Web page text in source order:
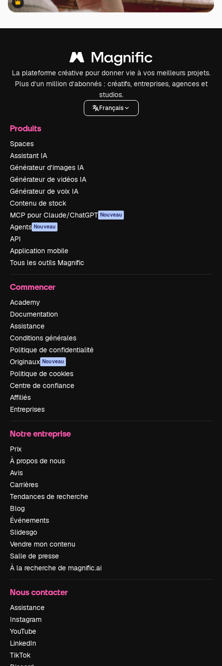
Premium
Premium
La plateforme créative pour donner vie à vos meilleurs projets.
Plus d’un million d’abonnés : créatifs, entreprises, agences et
studios.
Français
Produits
Spaces
Assistant IA
Générateur d’images IA
Générateur de vidéos IA
Générateur de voix IA
Contenu de stock
MCP pour Claude/ChatGPT Nouveau
Agents Nouveau
API
Application mobile
Tous les outils Magnific
Commencer
Academy
Documentation
Assistance
Conditions générales
Politique de confidentialité
Originaux Nouveau
Politique de cookies
Centre de confiance
Affiliés
Entreprises
Notre entreprise
Prix
À propos de nous
Avis
Carrières
Tendances de recherche
Blog
Événements
Slidesgo
Vendre mon contenu
Salle de presse
À la recherche de magnific.ai
Nous contacter
Assistance
Instagram
YouTube
LinkedIn
TikTok